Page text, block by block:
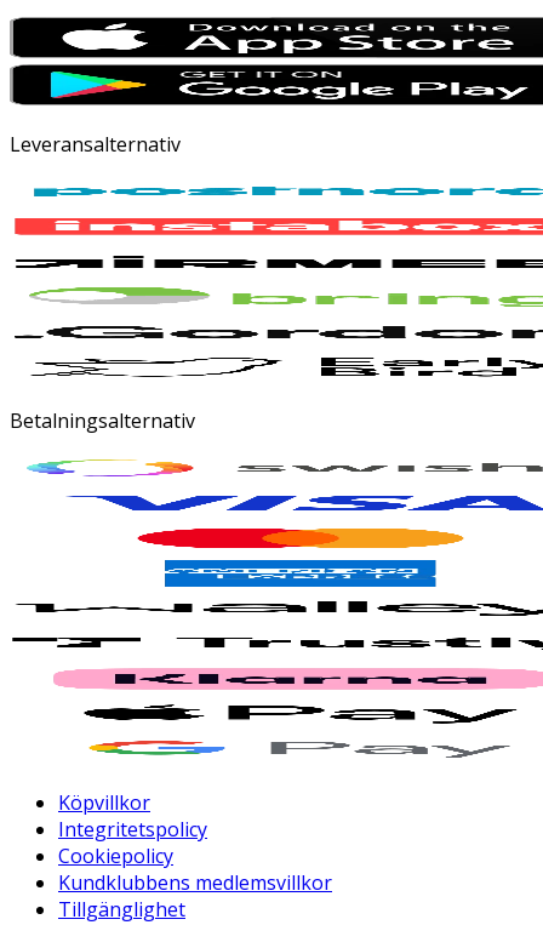
Leveransalternativ
Betalningsalternativ
Köpvillkor
Integritetspolicy
Cookiepolicy
Kundklubbens medlemsvillkor
Tillgänglighet